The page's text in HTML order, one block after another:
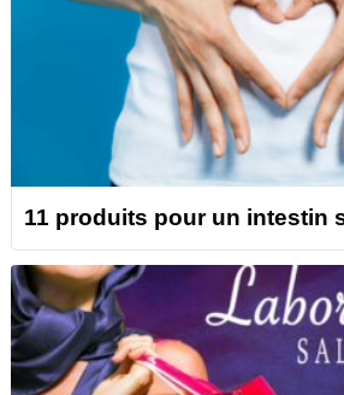
11 produits pour un intestin